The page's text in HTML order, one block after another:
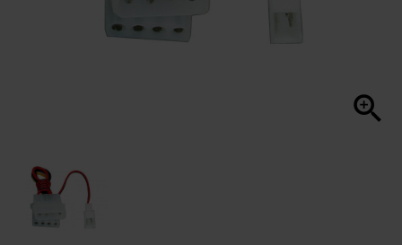
